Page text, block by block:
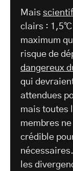
Mais
clairs : 1,5℃
maximum
risque de
dangereux
qui
attendues
mais toutes
membres
crédible
les